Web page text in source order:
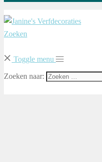
Zoeken
Toggle menu
Zoeken naar: